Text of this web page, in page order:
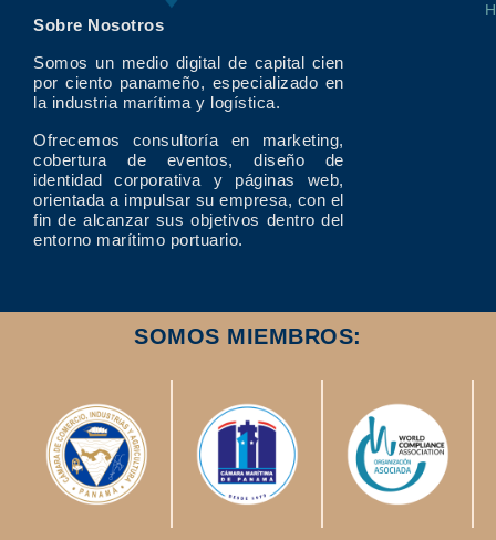
Sobre Nosotros
Somos un medio digital de capital cien
por ciento panameño, especializado en
la industria marítima y logística.
Ofrecemos consultoría en marketing,
cobertura de eventos, diseño de
identidad corporativa y páginas web,
orientada a impulsar su empresa, con el
fin de alcanzar sus objetivos dentro del
entorno marítimo portuario.
SOMOS MIEMBROS: